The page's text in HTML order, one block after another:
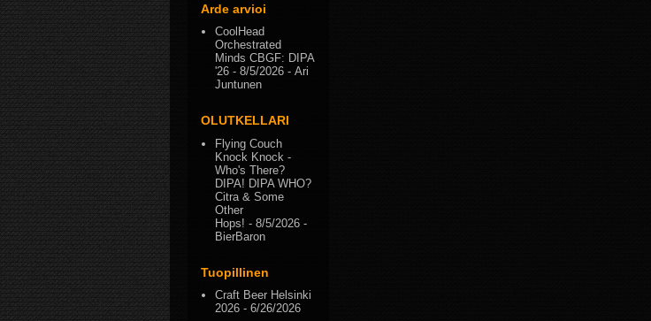
Arde arvioi
CoolHead
Orchestrated
Minds CBGF: DIPA
'26 - 8/5/2026 - Ari
Juntunen
OLUTKELLARI
Flying Couch
Knock Knock -
Who's There?
DIPA! DIPA WHO?
Citra & Some
Other
Hops! - 8/5/2026 -
BierBaron
Tuopillinen
Craft Beer Helsinki
2026 - 6/26/2026